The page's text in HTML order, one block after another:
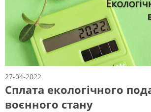
27-04-2022
Сплата екологічного
воєнного стану